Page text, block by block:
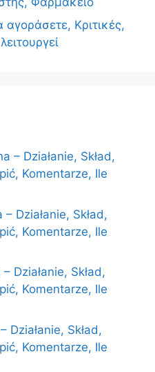
Κριτικές,
– Działanie, Skład,
Komentarze, Ile
Działanie, Skład,
Komentarze, Ile
Działanie, Skład,
Komentarze, Ile
Działanie, Skład,
Komentarze, Ile